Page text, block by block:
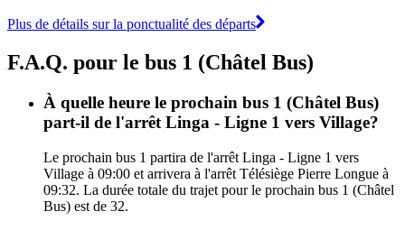
Plus de détails sur la ponctualité des départs
F.A.Q. pour le bus 1 (Châtel Bus)
À quelle heure le prochain bus 1 (Châtel Bus)
part-il de l'arrêt Linga - Ligne 1 vers Village?
Le prochain bus 1 partira de l'arrêt Linga - Ligne 1 vers
Village à 09:00 et arrivera à l'arrêt Télésiège Pierre Longue à
09:32. La durée totale du trajet pour le prochain bus 1 (Châtel
Bus) est de 32.